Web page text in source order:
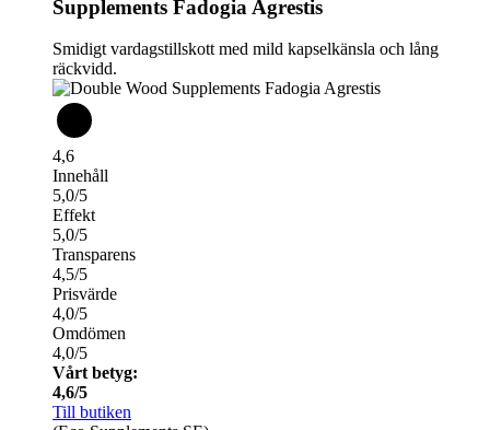
Supplements Fadogia Agrestis
Smidigt vardagstillskott med mild kapselkänsla och lång
räckvidd.
4,6
Innehåll
5,0/5
Effekt
5,0/5
Transparens
4,5/5
Prisvärde
4,0/5
Omdömen
4,0/5
Vårt betyg:
4,6/5
Till butiken